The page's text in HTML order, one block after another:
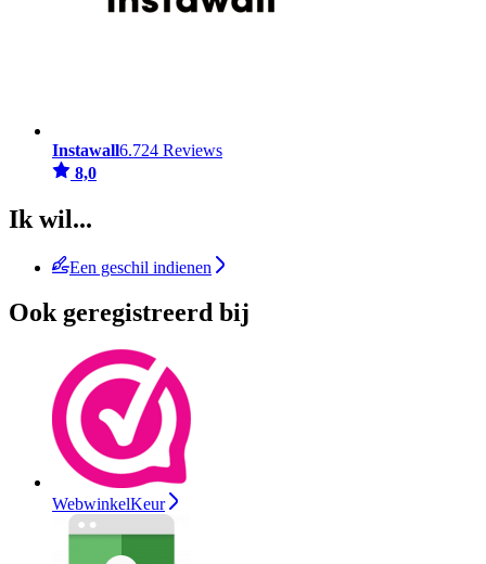
Instawall6.724 Reviews
8,0
Ik wil...
Een geschil indienen
Ook geregistreerd bij
WebwinkelKeur